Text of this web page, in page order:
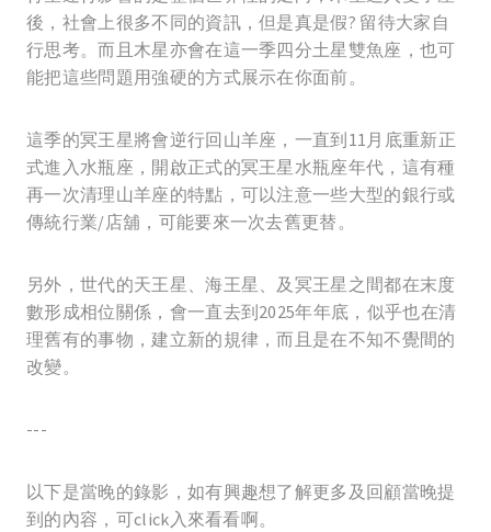
後，社會上很多不同的資訊，但是真是假? 留待大家自
行思考。而且木星亦會在這一季四分土星雙魚座，也可
能把這些問題用強硬的方式展示在你面前。
這季的冥王星將會逆行回山羊座，一直到11月底重新正
式進入水瓶座，開啟正式的冥王星水瓶座年代，這有種
再一次清理山羊座的特點，可以注意一些大型的銀行或
傳統行業/店舖，可能要來一次去舊更替。
另外，世代的天王星、海王星、及冥王星之間都在末度
數形成相位關係，會一直去到2025年年底，似乎也在清
理舊有的事物，建立新的規律，而且是在不知不覺間的
改變。
---
以下是當晚的錄影，如有興趣想了解更多及回顧當晚提
到的內容，可click入來看看啊。